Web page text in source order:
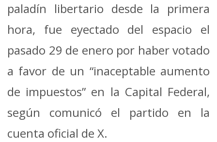
paladín libertario desde la primera
hora, fue eyectado del espacio el
pasado 29 de enero por haber votado
a favor de un “inaceptable aumento
de impuestos” en la Capital Federal,
según comunicó el partido en la
cuenta oficial de X.